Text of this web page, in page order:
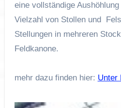
eine vollständige
Vielzahl von Stollen und
Stellungen in mehreren
Feldkanone.
mehr dazu finden hier: Unter